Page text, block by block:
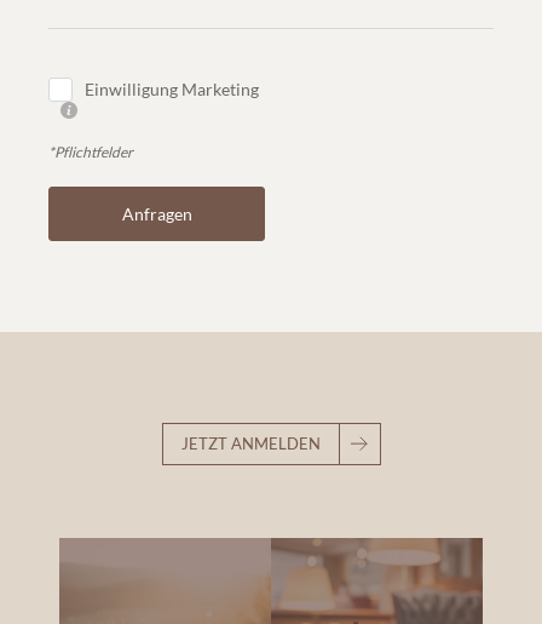
Einwilligung Marketing
*Pflichtfelder
Anfragen
JETZT ANMELDEN